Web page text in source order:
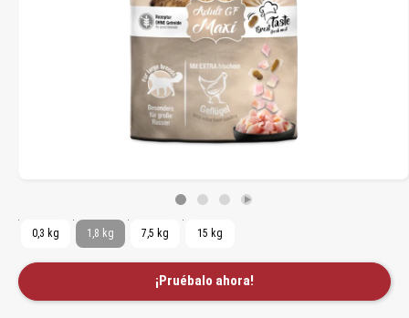
0,3 kg 1,8 kg 7,5 kg 15 kg
¡Pruébalo ahora!